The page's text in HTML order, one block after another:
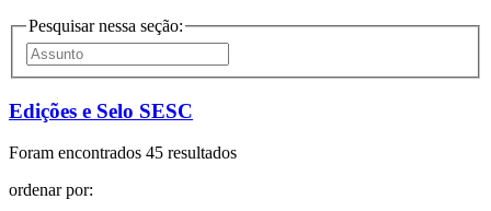
Pesquisar nessa seção:
Edições e Selo SESC
Foram encontrados 45 resultados
ordenar por: